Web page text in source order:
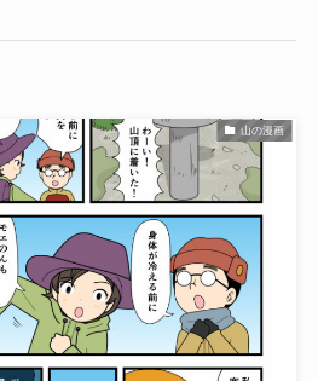
山の漫画